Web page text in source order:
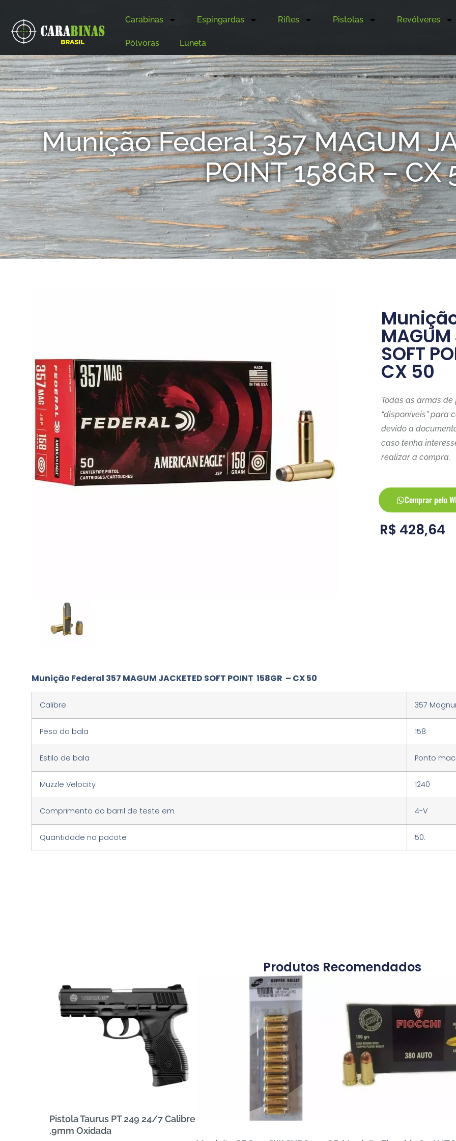
Carabinas Espingardas Rifles Pistolas Revólveres
Pólvoras Luneta
Munição Federal 357 MAGUM
POINT 158GR – CX
MAGUM
SOFT
CX 50
Todas as armas
“disponíveis” para
devido a
caso tenha
realizar a compra.
Comprar pelo
R$ 428,64
Munição Federal 357 MAGUM JACKETED SOFT POINT 158GR – CX 50
Calibre 357
Peso da bala 158
Estilo de bala Ponto
Muzzle Velocity 1240
Comprimento do barril de teste em 4-V
Quantidade no pacote 50.
Produtos Recomendados
Pistola Taurus PT 249 24/7 Calibre
.9mm Oxidada